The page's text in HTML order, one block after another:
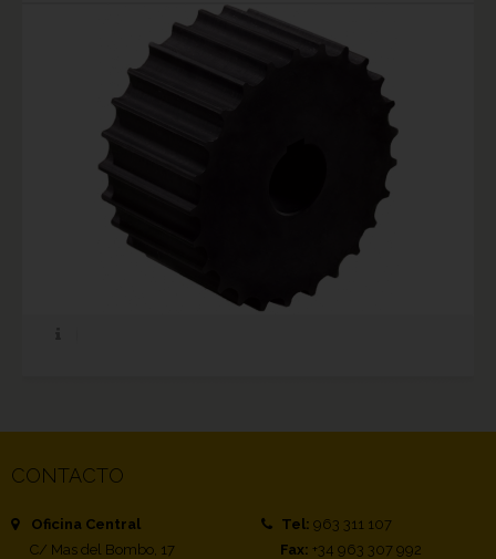
CONTACTO
Oficina Central
C/ Mas del Bombo, 17
Tel: 963 311 107
Fax: +34 963 307 992